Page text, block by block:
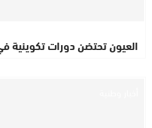
العيون تحتضن دورات